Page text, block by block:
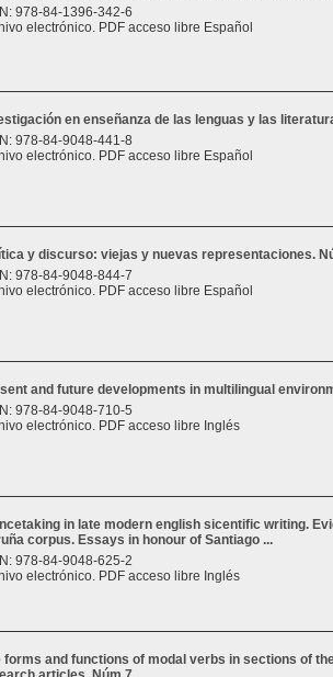
978-84-1396-342-6
electrónico. PDF acceso libre Español
en enseñanza de las lenguas y las
978-84-9048-441-8
electrónico. PDF acceso libre Español
y discurso: viejas y nuevas representaciones.
978-84-9048-844-7
electrónico. PDF acceso libre Español
and future developments in multilingual
978-84-9048-710-5
electrónico. PDF acceso libre Inglés
in late modern english sicentific writing.
corpus. Essays in honour of Santiago ...
978-84-9048-625-2
electrónico. PDF acceso libre Inglés
forms and functions of modal verbs in sections of